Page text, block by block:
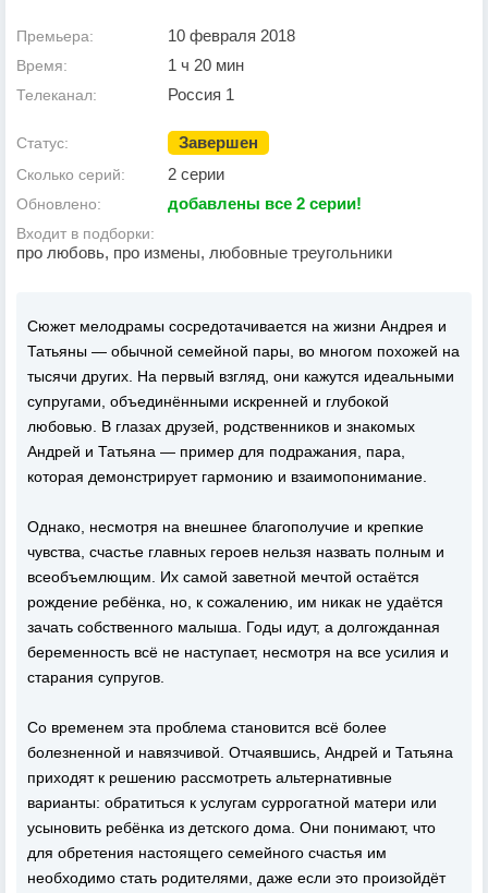
Премьера: 10 февраля 2018
Время: 1 ч 20 мин
Телеканал: Россия 1
Статус: Завершен
Сколько серий: 2 серии
Обновлено: добавлены все 2 серии!
Входит в подборки:
про любовь, про измены, любовные треугольники
Сюжет мелодрамы сосредотачивается на жизни Андрея и
Татьяны — обычной семейной пары, во многом похожей на
тысячи других. На первый взгляд, они кажутся идеальными
супругами, объединёнными искренней и глубокой
любовью. В глазах друзей, родственников и знакомых
Андрей и Татьяна — пример для подражания, пара,
которая демонстрирует гармонию и взаимопонимание.
Однако, несмотря на внешнее благополучие и крепкие
чувства, счастье главных героев нельзя назвать полным и
всеобъемлющим. Их самой заветной мечтой остаётся
рождение ребёнка, но, к сожалению, им никак не удаётся
зачать собственного малыша. Годы идут, а долгожданная
беременность всё не наступает, несмотря на все усилия и
старания супругов.
Со временем эта проблема становится всё более
болезненной и навязчивой. Отчаявшись, Андрей и Татьяна
приходят к решению рассмотреть альтернативные
варианты: обратиться к услугам суррогатной матери или
усыновить ребёнка из детского дома. Они понимают, что
для обретения настоящего семейного счастья им
необходимо стать родителями, даже если это произойдёт